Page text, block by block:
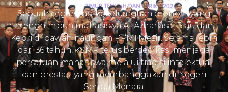
Sebuah organisasi kekeluargaan otonom yang
menghimpun mahasiswa Al-Azhar asal Riau dan
Kepri di bawah naungan PPMI Mesir. Selama lebih
dari 36 tahun, KSMR terus berdedikasi menjaga
persatuan mahasiswa melalui tradisi intelektual
dan prestasi yang membanggakan di Negeri
Seribu Menara